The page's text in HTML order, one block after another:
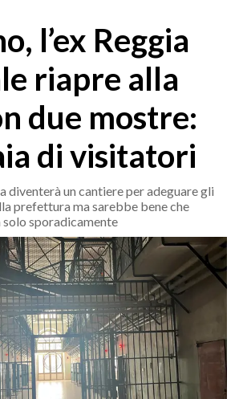
l’ex Reggia
riapre alla
due mostre:
di visitatori
diventerà un cantiere per adeguare gli
prefettura ma sarebbe bene che
solo sporadicamente